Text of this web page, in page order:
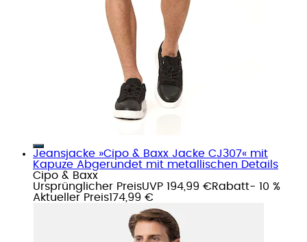
Jeansjacke »Cipo & Baxx Jacke CJ307« mit
Kapuze Abgerundet mit metallischen Details
Cipo & Baxx
Ursprünglicher PreisUVP 194,99 €Rabatt- 10 %
Aktueller Preis174,99 €